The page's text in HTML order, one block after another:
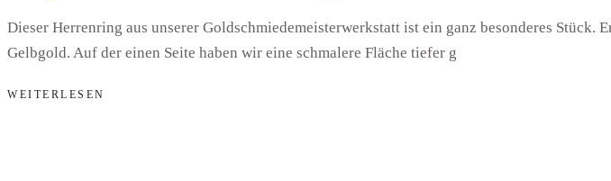
Dieser Herrenring aus unserer Goldschmiedemeisterwerkstatt ist ein ganz besonderes
Gelbgold. Auf der einen Seite haben wir eine schmalere Fläche tiefer g
WEITERLESEN